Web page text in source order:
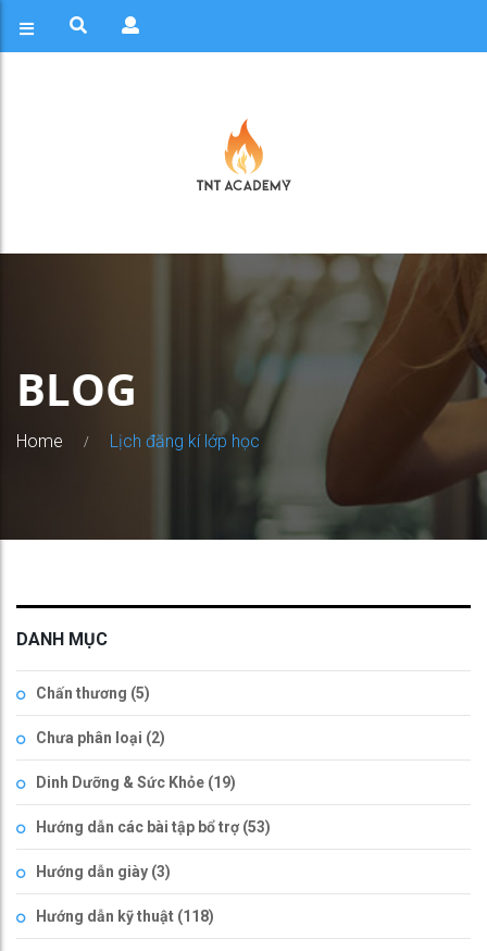
BLOG
Home Lịch đăng kí lớp học
DANH MỤC
Chấn thương (5)
Chưa phân loại (2)
Dinh Dưỡng & Sức Khỏe (19)
Hướng dẫn các bài tập bổ trợ (53)
Hướng dẫn giày (3)
Hướng dẫn kỹ thuật (118)